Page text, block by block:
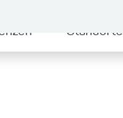
Standorte